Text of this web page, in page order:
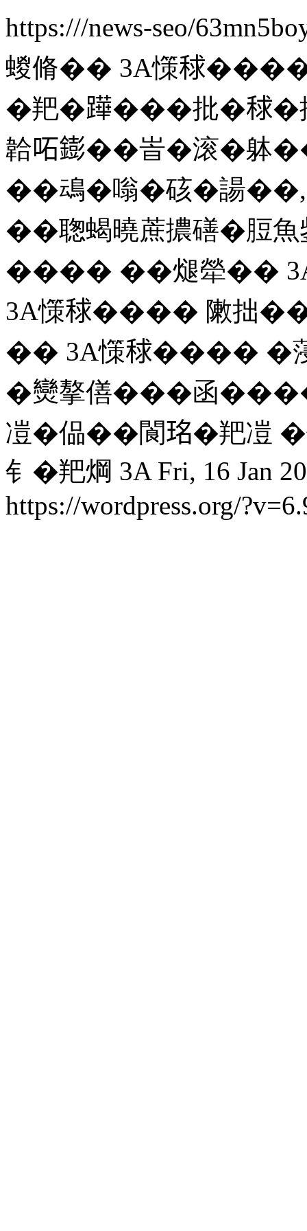
https:///news-seo/
蝬脩�� 3A憡
�羓�𨅯���批�𥟇�
韐𠰴𨭌��峕�滚�躰
��䲰�嗡�硋�諹��,
��聦蝎曉蔗擃磰�脰
���� ��煺犖��
3A憡𥟇���� 敶拙
�� 3A憡𥟇���� �
�𤓖摮僐���函
凒�偘��閬𤥁�羓凒
钅�羓焵 3A Fri, 16 Jan
https://wordpress.org/